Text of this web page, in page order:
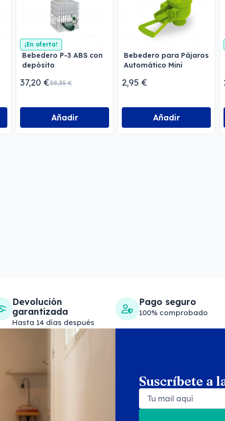
¡En oferta!
Bebedero P-3 ABS con
depósito
37,20 €38,35 €
Añadir
Bebedero para Pájaros
Automático Mini
2,95 €
Añadir
Devolución
garantizada
Hasta 14 días después
Pago seguro
100% comprobado
Suscríbete a
Search products